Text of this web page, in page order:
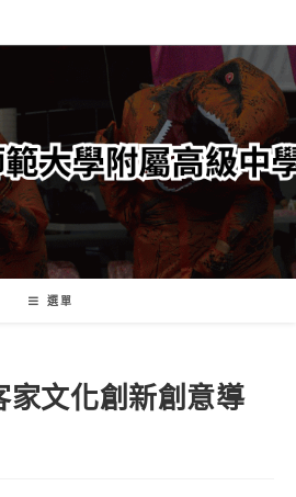
選單
家文化創新創意導